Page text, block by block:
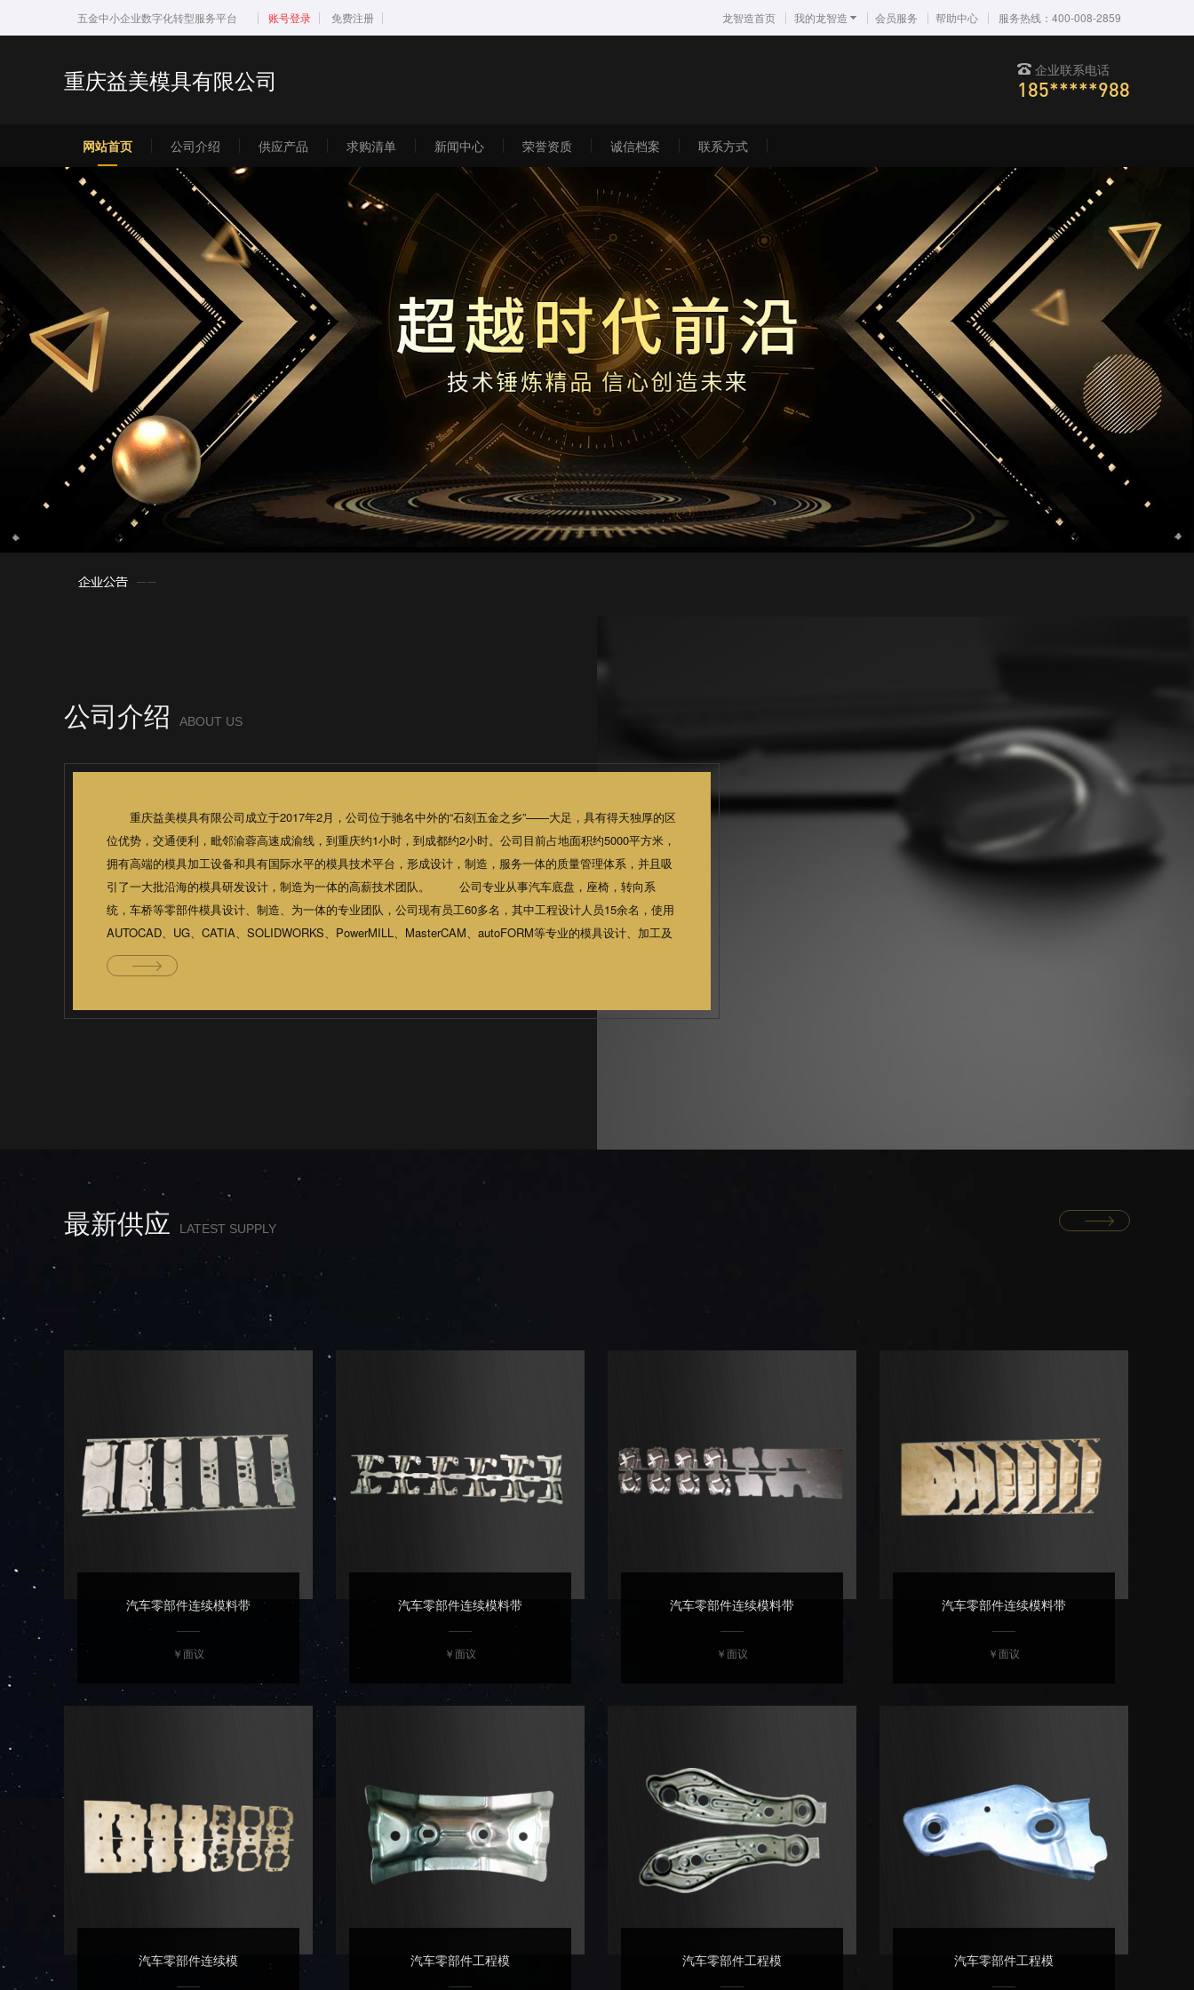
五金中小企业数字化转型服务平台 账号登录 免费注册 龙智造首页 我的龙智造 会员服务 帮助中心 服务热线：400-008-2859
重庆益美模具有限公司 企业联系电话
185*****988
网站首页 公司介绍 供应产品 求购清单 新闻中心 荣誉资质 诚信档案 联系方式
公司介绍 ABOUT US
重庆益美模具有限公司成立于2017年2月，公司位于驰名中外的“石刻五金之乡”——大足，具有得天独厚的区
位优势，交通便利，毗邻渝蓉高速成渝线，到重庆约1小时，到成都约2小时。公司目前占地面积约5000平方米，
拥有高端的模具加工设备和具有国际水平的模具技术平台，形成设计，制造，服务一体的质量管理体系，并且吸
引了一大批沿海的模具研发设计，制造为一体的高薪技术团队。 公司专业从事汽车底盘，座椅，转向系
统，车桥等零部件模具设计、制造、为一体的专业团队，公司现有员工60多名，其中工程设计人员15余名，使用
AUTOCAD、UG、CATIA、SOLIDWORKS、PowerMILL、MasterCAM、autoFORM等专业的模具设计、加工及
摸拟成型分析软件，按照客户的设计标准及要求，为客户提供满意的模具产品及优质服务。 公司预计总投
资8000万元人民币。分三期进行建设，首期投资2000万元，购置加工设备：龙门加工中心-3022/1台，CNC-
台，500T冲床/1台。目标年产值3000万元。 司一贯秉承以人为本的理念，吸取日本及...
最新供应 LATEST SUPPLY
汽车零部件连续模料带
￥面议
汽车零部件连续模料带
￥面议
汽车零部件连续模料带
￥面议
汽车零部件连续模料带
￥面议
汽车零部件连续模 汽车零部件工程模 汽车零部件工程模 汽车零部件工程模